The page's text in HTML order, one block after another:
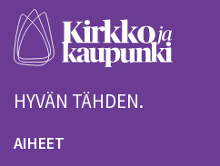
HYVÄN TÄHDEN.
AIHEET